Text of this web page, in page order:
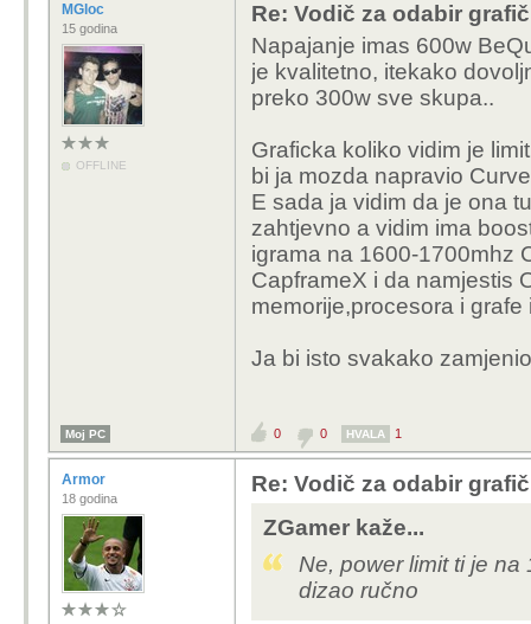
MGloc
15 godina
OFFLINE
Re: Vodič za odabir
Napajanje imas 600w
je kvalitetno, itekako
preko 300w sve skupa..
Graficka koliko vidim je
bi ja mozda napravio
E sada ja vidim da je ona
zahtjevno a vidim ima
igrama na 1600-1700mhz
CapframeX i da namjestis
memorije,procesora i
Ja bi isto svakako
Moj PC 0 0 HVALA 1
Armor
18 godina
Re: Vodič za odabir
ZGamer kaže...
Ne, power limit ti je
dizao ručno